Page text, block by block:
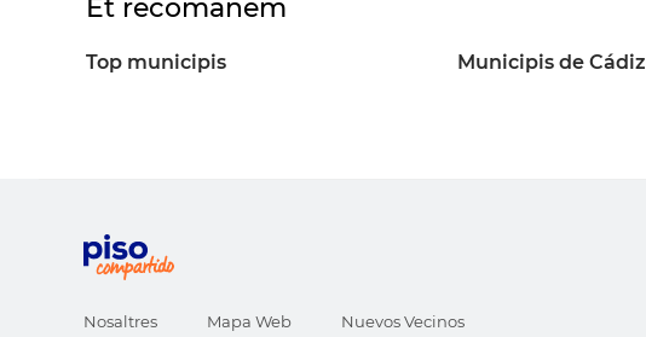
Et recomanem
Top municipis Municipis de Cádiz
Nosaltres Mapa Web Nuevos Vecinos